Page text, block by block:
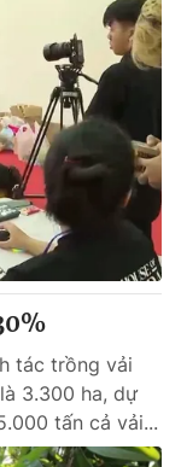
tác trồng vải
3.300 ha, dự
tấn cả vải...